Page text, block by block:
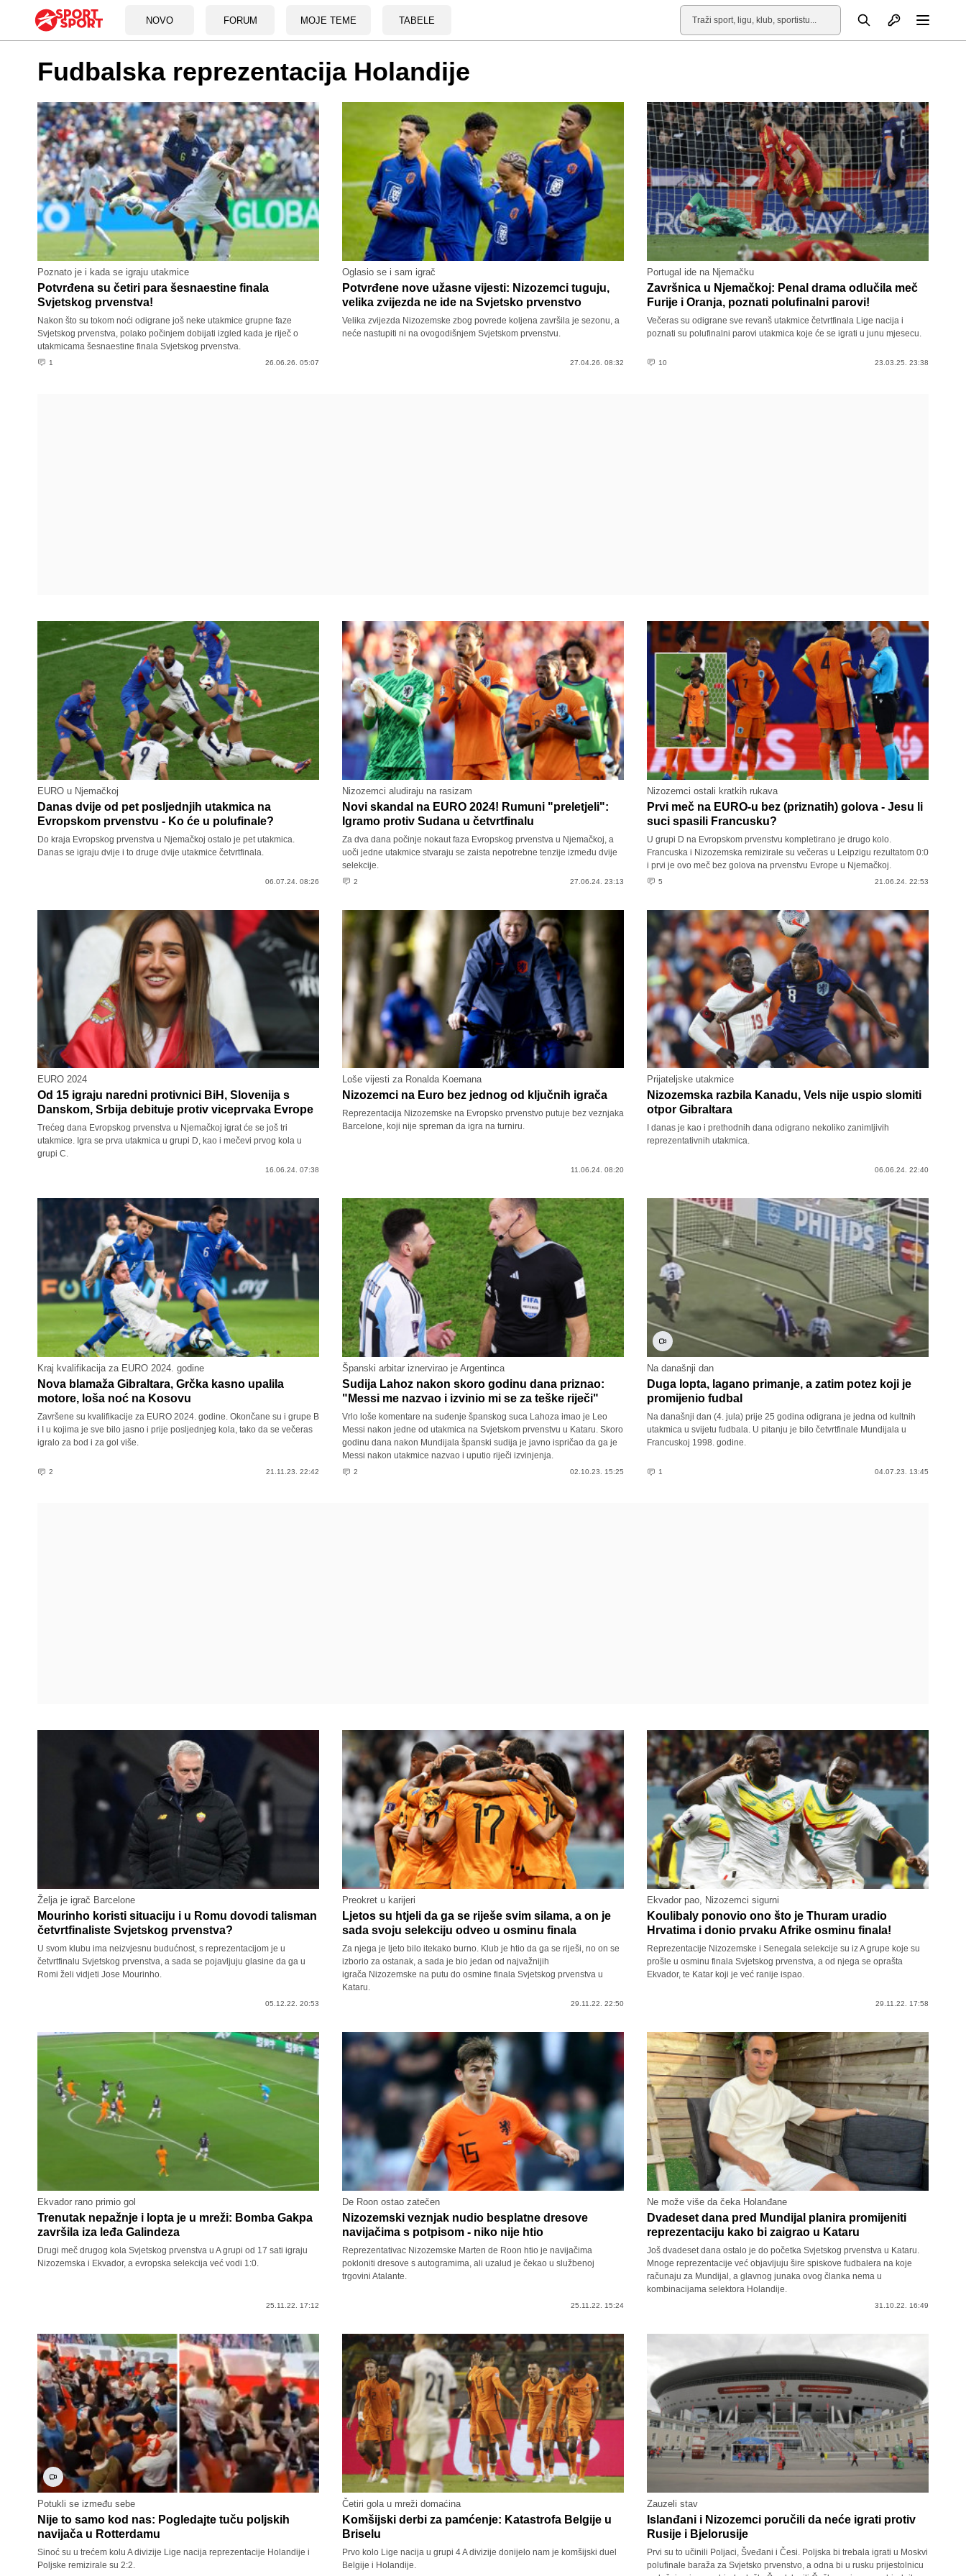
NOVO FORUM MOJE TEME TABELE
Pretraga Otvori profil
Fudbalska reprezentacija Holandije
Poznato je i kada se igraju utakmice
Potvrđena su četiri para šesnaestine finala
Svjetskog prvenstva!
Nakon što su tokom noći odigrane još neke utakmice grupne faze
Svjetskog prvenstva, polako počinjem dobijati izgled kada je riječ o
utakmicama šesnaestine finala Svjetskog prvenstva.
1 26.06.26. 05:07
Oglasio se i sam igrač
Potvrđene nove užasne vijesti: Nizozemci tuguju,
velika zvijezda ne ide na Svjetsko prvenstvo
Velika zvijezda Nizozemske zbog povrede koljena završila je sezonu, a
neće nastupiti ni na ovogodišnjem Svjetskom prvenstvu.
27.04.26. 08:32
Portugal ide na Njemačku
Završnica u Njemačkoj: Penal drama odlučila meč
Furije i Oranja, poznati polufinalni parovi!
Večeras su odigrane sve revanš utakmice četvrtfinala Lige nacija i
poznati su polufinalni parovi utakmica koje će se igrati u junu mjesecu.
10 23.03.25. 23:38
EURO u Njemačkoj
Danas dvije od pet posljednjih utakmica na
Evropskom prvenstvu - Ko će u polufinale?
Do kraja Evropskog prvenstva u Njemačkoj ostalo je pet utakmica.
Danas se igraju dvije i to druge dvije utakmice četvrtfinala.
06.07.24. 08:26
Nizozemci aludiraju na rasizam
Novi skandal na EURO 2024! Rumuni "preletjeli":
Igramo protiv Sudana u četvrtfinalu
Za dva dana počinje nokaut faza Evropskog prvenstva u Njemačkoj, a
uoči jedne utakmice stvaraju se zaista nepotrebne tenzije između dvije
selekcije.
2 27.06.24. 23:13
Nizozemci ostali kratkih rukava
Prvi meč na EURO-u bez (priznatih) golova - Jesu li
suci spasili Francusku?
U grupi D na Evropskom prvenstvu kompletirano je drugo kolo.
Francuska i Nizozemska remizirale su večeras u Leipzigu rezultatom 0:0
i prvi je ovo meč bez golova na prvenstvu Evrope u Njemačkoj.
5 21.06.24. 22:53
EURO 2024
Od 15 igraju naredni protivnici BiH, Slovenija s
Danskom, Srbija debituje protiv viceprvaka Evrope
Trećeg dana Evropskog prvenstva u Njemačkoj igrat će se još tri
utakmice. Igra se prva utakmica u grupi D, kao i mečevi prvog kola u
grupi C.
16.06.24. 07:38
Loše vijesti za Ronalda Koemana
Nizozemci na Euro bez jednog od ključnih igrača
Reprezentacija Nizozemske na Evropsko prvenstvo putuje bez veznjaka
Barcelone, koji nije spreman da igra na turniru.
11.06.24. 08:20
Prijateljske utakmice
Nizozemska razbila Kanadu, Vels nije uspio slomiti
otpor Gibraltara
I danas je kao i prethodnih dana odigrano nekoliko zanimljivih
reprezentativnih utakmica.
06.06.24. 22:40
Kraj kvalifikacija za EURO 2024. godine
Nova blamaža Gibraltara, Grčka kasno upalila
motore, loša noć na Kosovu
Završene su kvalifikacije za EURO 2024. godine. Okončane su i grupe B
i I u kojima je sve bilo jasno i prije posljednjeg kola, tako da se večeras
igralo za bod i za gol više.
2 21.11.23. 22:42
Španski arbitar iznervirao je Argentinca
Sudija Lahoz nakon skoro godinu dana priznao:
"Messi me nazvao i izvinio mi se za teške riječi"
Vrlo loše komentare na suđenje španskog suca Lahoza imao je Leo
Messi nakon jedne od utakmica na Svjetskom prvenstvu u Kataru. Skoro
godinu dana nakon Mundijala španski sudija je javno ispričao da ga je
Messi nakon utakmice nazvao i uputio riječi izvinjenja.
2 02.10.23. 15:25
Na današnji dan
Duga lopta, lagano primanje, a zatim potez koji je
promijenio fudbal
Na današnji dan (4. jula) prije 25 godina odigrana je jedna od kultnih
utakmica u svijetu fudbala. U pitanju je bilo četvrtfinale Mundijala u
Francuskoj 1998. godine.
1 04.07.23. 13:45
Želja je igrač Barcelone
Mourinho koristi situaciju i u Romu dovodi talisman
četvrtfinaliste Svjetskog prvenstva?
U svom klubu ima neizvjesnu budućnost, s reprezentacijom je u
četvrtfinalu Svjetskog prvenstva, a sada se pojavljuju glasine da ga u
Romi želi vidjeti Jose Mourinho.
05.12.22. 20:53
Preokret u karijeri
Ljetos su htjeli da ga se riješe svim silama, a on je
sada svoju selekciju odveo u osminu finala
Za njega je ljeto bilo itekako burno. Klub je htio da ga se riješi, no on se
izborio za ostanak, a sada je bio jedan od najvažnijih
igrača Nizozemske na putu do osmine finala Svjetskog prvenstva u
Kataru.
29.11.22. 22:50
Ekvador pao, Nizozemci sigurni
Koulibaly ponovio ono što je Thuram uradio
Hrvatima i donio prvaku Afrike osminu finala!
Reprezentacije Nizozemske i Senegala selekcije su iz A grupe koje su
prošle u osminu finala Svjetskog prvenstva, a od njega se oprašta
Ekvador, te Katar koji je već ranije ispao.
29.11.22. 17:58
Ekvador rano primio gol
Trenutak nepažnje i lopta je u mreži: Bomba Gakpa
završila iza leđa Galindeza
Drugi meč drugog kola Svjetskog prvenstva u A grupi od 17 sati igraju
Nizozemska i Ekvador, a evropska selekcija već vodi 1:0.
25.11.22. 17:12
De Roon ostao zatečen
Nizozemski veznjak nudio besplatne dresove
navijačima s potpisom - niko nije htio
Reprezentativac Nizozemske Marten de Roon htio je navijačima
pokloniti dresove s autogramima, ali uzalud je čekao u službenoj
trgovini Atalante.
25.11.22. 15:24
Ne može više da čeka Holanđane
Dvadeset dana pred Mundijal planira promijeniti
reprezentaciju kako bi zaigrao u Kataru
Još dvadeset dana ostalo je do početka Svjetskog prvenstva u Kataru.
Mnoge reprezentacije već objavljuju šire spiskove fudbalera na koje
računaju za Mundijal, a glavnog junaka ovog članka nema u
kombinacijama selektora Holandije.
31.10.22. 16:49
Potukli se između sebe
Nije to samo kod nas: Pogledajte tuču poljskih
navijača u Rotterdamu
Sinoć su u trećem kolu A divizije Lige nacija reprezentacije Holandije i
Poljske remizirale su 2:2.
Četiri gola u mreži domaćina
Komšijski derbi za pamćenje: Katastrofa Belgije u
Briselu
Prvo kolo Lige nacija u grupi 4 A divizije donijelo nam je komšijski duel
Belgije i Holandije.
Zauzeli stav
Islanđani i Nizozemci poručili da neće igrati protiv
Rusije i Bjelorusije
Prvi su to učinili Poljaci, Šveđani i Česi. Poljska bi trebala igrati u Moskvi
polufinale baraža za Svjetsko prvenstvo, a odna bi u rusku prijestolnicu